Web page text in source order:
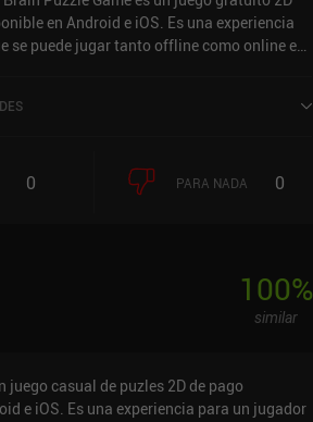
en Android e iOS. Es una experiencia
se puede jugar tanto offline como online en
una valoración actual de 5 sobre 5,0 en
0 PARA NADA 0
100%
similar
juego casual de puzles 2D de pago
e iOS. Es una experiencia para un jugador